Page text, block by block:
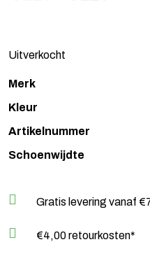
Uitverkocht
Merk
Kleur
Artikelnummer
Schoenwijdte
Gratis levering vanaf
€4,00 retourkosten*